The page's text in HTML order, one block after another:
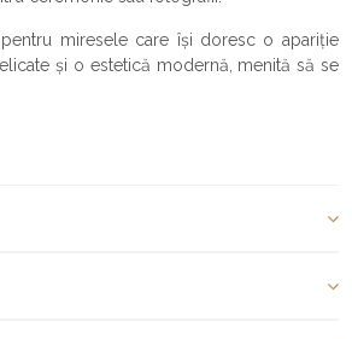
miresele care își doresc o apariție
și o estetică modernă, menită să se